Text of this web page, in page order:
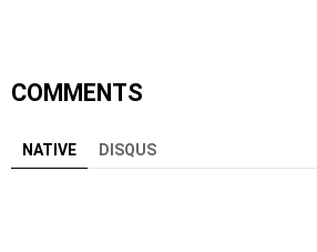
COMMENTS
NATIVE DISQUS